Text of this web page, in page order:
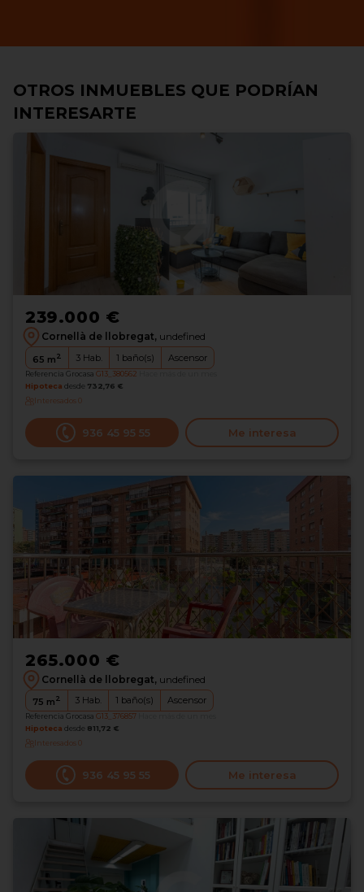
OTROS INMUEBLES QUE PODRÍAN
INTERESARTE
239.000 €
Cornellà de llobregat, undefined
65 m2 3 Hab. 1 baño(s) Ascensor
Referencia Grocasa G13_380562
Hipoteca desde 732,76 €
Interesados0
936 45 95 55 Me interesa
265.000 €
Cornellà de llobregat, undefined
75 m2 3 Hab. 1 baño(s) Ascensor
Referencia Grocasa G13_376857
Hipoteca desde 811,72 €
Interesados0
936 45 95 55 Me interesa